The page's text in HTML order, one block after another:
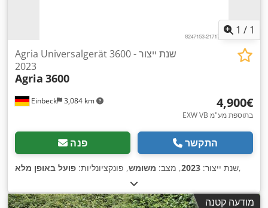
1 / 1
Einbeck 3,084 km
Agria Universalgerät 3600 - שנת ייצור
2023
Agria 3600
‏4,900 ‏€
EXW VB בתוספת מע"מ
פנה התקשר
שנת ייצור: 2023, מצב: משומש, פונקציונליות: פועל באופן מלא ,
מודעה קטנה